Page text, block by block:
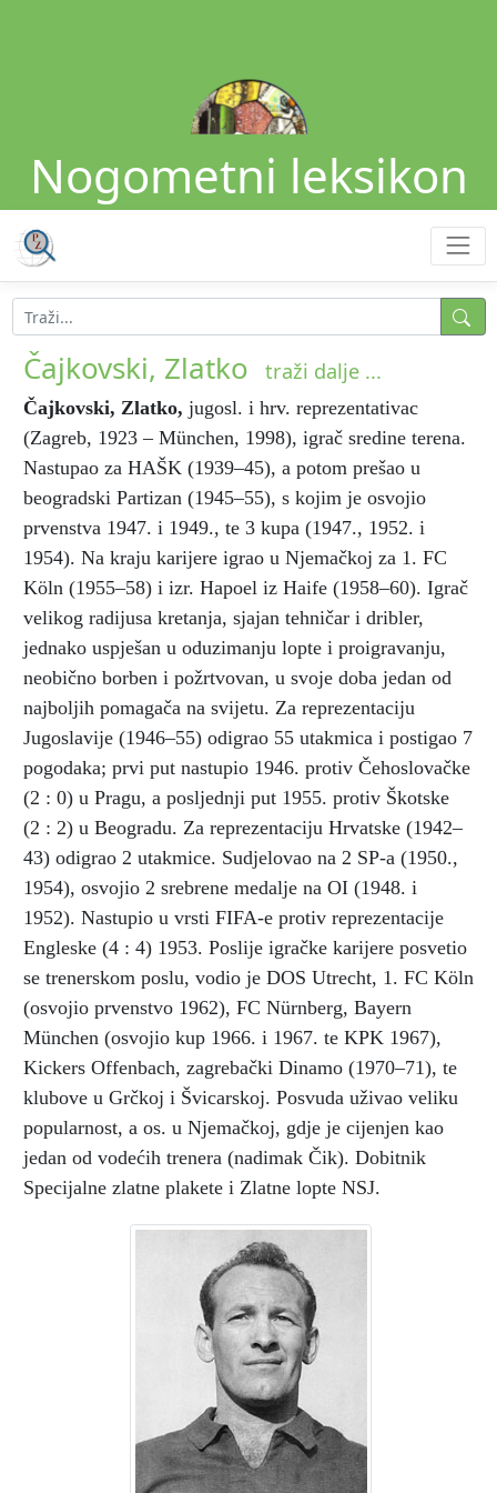
Nogometni leksikon
Čajkovski, Zlatko traži dalje ...
Čajkovski, Zlatko, jugosl. i hrv. reprezentativac
(Zagreb, 1923 – München, 1998), igrač sredine terena.
Nastupao za HAŠK (1939–45), a potom prešao u
beogradski Partizan (1945–55), s kojim je osvojio
prvenstva 1947. i 1949., te 3 kupa (1947., 1952. i
1954). Na kraju karijere igrao u Njemačkoj za 1. FC
Köln (1955–58) i izr. Hapoel iz Haife (1958–60). Igrač
velikog radijusa kretanja, sjajan tehničar i dribler,
jednako uspješan u oduzimanju lopte i proigravanju,
neobično borben i požrtvovan, u svoje doba jedan od
najboljih pomagača na svijetu. Za reprezentaciju
Jugoslavije (1946–55) odigrao 55 utakmica i postigao 7
pogodaka; prvi put nastupio 1946. protiv Čehoslovačke
(2 : 0) u Pragu, a posljednji put 1955. protiv Škotske
(2 : 2) u Beogradu. Za reprezentaciju Hrvatske (1942–
43) odigrao 2 utakmice. Sudjelovao na 2 SP-a (1950.,
1954), osvojio 2 srebrene medalje na OI (1948. i
1952). Nastupio u vrsti FIFA-e protiv reprezentacije
Engleske (4 : 4) 1953. Poslije igračke karijere posvetio
se trenerskom poslu, vodio je DOS Utrecht, 1. FC Köln
(osvojio prvenstvo 1962), FC Nürnberg, Bayern
München (osvojio kup 1966. i 1967. te KPK 1967),
Kickers Offenbach, zagrebački Dinamo (1970–71), te
klubove u Grčkoj i Švicarskoj. Posvuda uživao veliku
popularnost, a os. u Njemačkoj, gdje je cijenjen kao
jedan od vodećih trenera (nadimak Čik). Dobitnik
Specijalne zlatne plakete i Zlatne lopte NSJ.